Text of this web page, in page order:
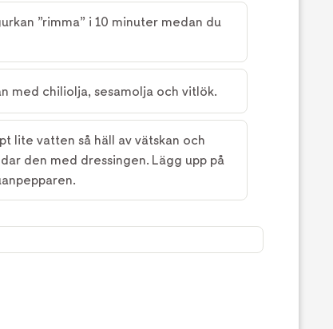
”rimma” i 10 minuter medan du
med chiliolja, sesamolja och vitlök.
lite vatten så häll av vätskan och
den med dressingen. Lägg upp på